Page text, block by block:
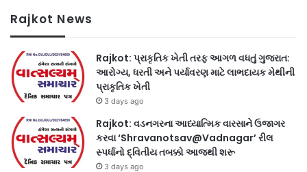
Rajkot News
Rajkot: પ્રાકૃતિક ખેતી તરફ આગળ વધતું ગુજરાત:
આરોગ્ય, ધરતી અને પર્યાવરણ માટે લાભદાયક મેથીની
પ્રાકૃતિક ખેતી
3 days ago
Rajkot: વડનગરના આધ્યાત્મિક વારસાને ઉજાગર
કરવા ‘Shravanotsav@Vadnagar’ રીલ
સ્પર્ધાનો દ્વિતીય તબક્કો આજથી શરૂ
3 days ago